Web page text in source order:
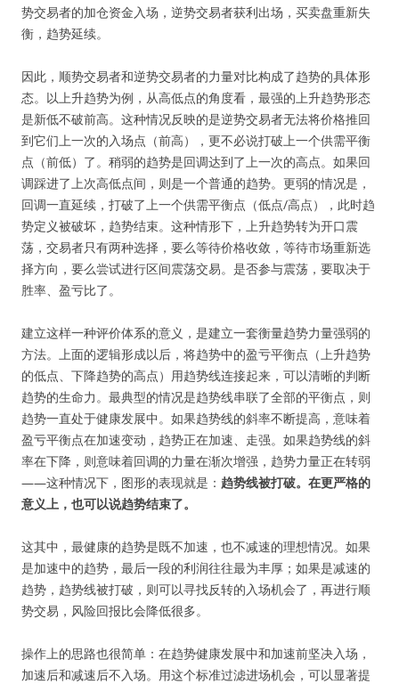
势交易者的加仓资金入场，逆势交易者获利出场，买卖盘重新失
衡，趋势延续。
因此，顺势交易者和逆势交易者的力量对比构成了趋势的具体形
态。以上升趋势为例，从高低点的角度看，最强的上升趋势形态
是新低不破前高。这种情况反映的是逆势交易者无法将价格推回
到它们上一次的入场点（前高），更不必说打破上一个供需平衡
点（前低）了。稍弱的趋势是回调达到了上一次的高点。如果回
调踩进了上次高低点间，则是一个普通的趋势。更弱的情况是，
回调一直延续，打破了上一个供需平衡点（低点/高点），此时趋
势定义被破坏，趋势结束。这种情形下，上升趋势转为开口震
荡，交易者只有两种选择，要么等待价格收敛，等待市场重新选
择方向，要么尝试进行区间震荡交易。是否参与震荡，要取决于
胜率、盈亏比了。
建立这样一种评价体系的意义，是建立一套衡量趋势力量强弱的
方法。上面的逻辑形成以后，将趋势中的盈亏平衡点（上升趋势
的低点、下降趋势的高点）用趋势线连接起来，可以清晰的判断
趋势的生命力。最典型的情况是趋势线串联了全部的平衡点，则
趋势一直处于健康发展中。如果趋势线的斜率不断提高，意味着
盈亏平衡点在加速变动，趋势正在加速、走强。如果趋势线的斜
率在下降，则意味着回调的力量在渐次增强，趋势力量正在转弱
——这种情况下，图形的表现就是： 趋势线被打破。在更严格的
意义上，也可以说趋势结束了。
这其中，最健康的趋势是既不加速，也不减速的理想情况。如果
是加速中的趋势，最后一段的利润往往最为丰厚；如果是减速的
趋势，趋势线被打破，则可以寻找反转的入场机会了，再进行顺
势交易，风险回报比会降低很多。
操作上的思路也很简单：在趋势健康发展中和加速前坚决入场，
加速后和减速后不入场。用这个标准过滤进场机会，可以显著提